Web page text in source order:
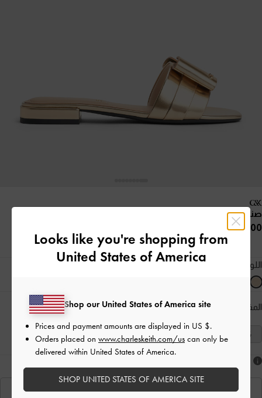
صندل لو بفيونكة من جلد ميتاليك
50.00 OMR
اللون:
المقاس: اختر المقاسدليل المقاسات
35
36
37
38
40
41
عرض منتجاتٍ مشابهة
Looks like you're shopping from
United States of America
Shop our United States of America site
Prices and payment amounts are displayed in US $.
Orders placed on www.charleskeith.com/us can only be
delivered within United States of America.
SHOP UNITED STATES OF AMERICA SITE